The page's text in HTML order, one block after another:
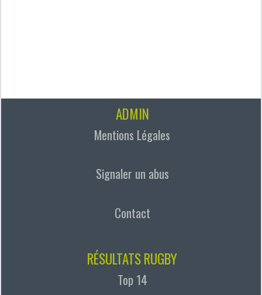
ADMIN
Mentions Légales
Signaler un abus
Contact
RÉSULTATS RUGBY
Top 14